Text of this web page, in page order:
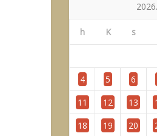
h K s
4
5 6
11
12 13
18
19 20